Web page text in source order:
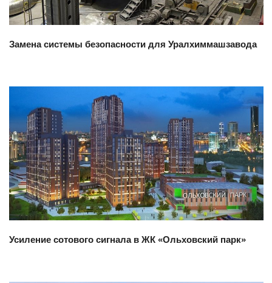
Замена системы безопасности для Уралхиммашзавода
Смотреть проект
Усиление сотового сигнала в ЖК «Ольховский парк»